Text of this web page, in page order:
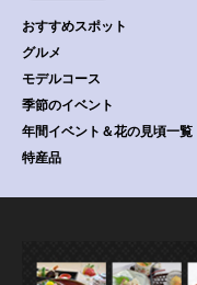
おすすめスポット
グルメ
モデルコース
季節のイベント
年間イベント＆花の見頃一覧
特産品